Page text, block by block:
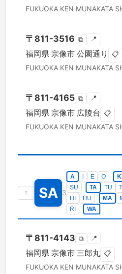
FUKUOKA KEN MUNAKATA
〒 811-3516 ⧉ 📍
福岡県 宗像市 公園通り 📋
FUKUOKA KEN MUNAKATA
〒 811-4165 ⧉ 📍
福岡県 宗像市 広陵台 📋
FUKUOKA KEN MUNAKATA
↑ SA 3
A E O
SU
TA TU
HI
HU MA
RI
WA
〒 811-4143 ⧉ 📍
福岡県 宗像市 三郎丸 📋
FUKUOKA KEN MUNAKATA